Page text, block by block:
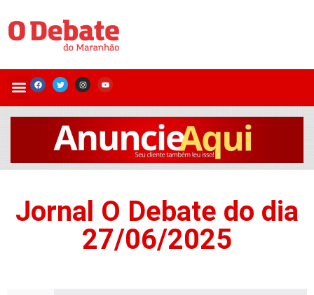
Jornal O Debate do dia
27/06/2025